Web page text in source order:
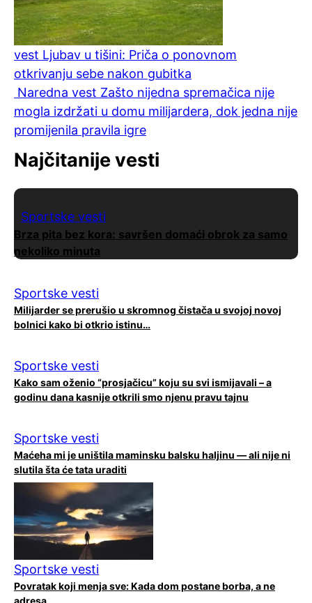
vest Ljubav u tišini: Priča o ponovnom
otkrivanju sebe nakon gubitka
Naredna vest Zašto nijedna spremačica nije
mogla izdržati u domu milijardera, dok jedna nije
promijenila pravila igre
Najčitanije vesti
Sportske vesti
Brza pita bez kora: savršen domaći obrok za samo
nekoliko minuta
Sportske vesti
Milijarder se prerušio u skromnog čistača u svojoj novoj
bolnici kako bi otkrio istinu…
Sportske vesti
Kako sam oženio “prosjačicu” koju su svi ismijavali – a
godinu dana kasnije otkrili smo njenu pravu tajnu
Sportske vesti
Maćeha mi je uništila maminsku balsku haljinu — ali nije ni
slutila šta će tata uraditi
Sportske vesti
Povratak koji menja sve: Kada dom postane borba, a ne
adresa